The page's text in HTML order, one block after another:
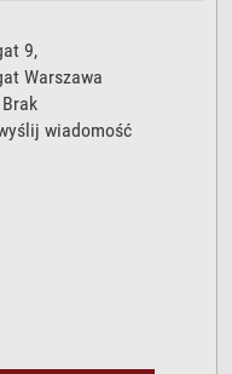
9,
Warszawa
Brak
wiadomość